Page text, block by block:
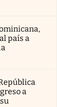
país a
a